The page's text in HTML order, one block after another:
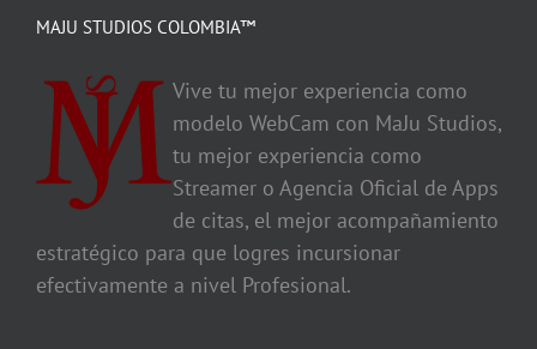
MAJU STUDIOS COLOMBIA™
Vive tu mejor experiencia como
modelo WebCam con MaJu Studios,
tu mejor experiencia como
Streamer o Agencia Oficial de Apps
de citas, el mejor acompañamiento
estratégico para que logres incursionar
efectivamente a nivel Profesional.